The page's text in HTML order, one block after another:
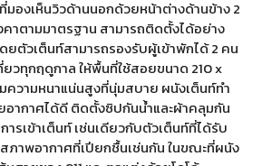
มองเห็นวิวด้านนอกด้วยหน้าต่างด้านข้าง 2
าตามมาตรฐาน สามารถติดตั้งได้อย่าง
ยตัวเต็นท์สามารถรองรับผู้เข้าพักได้ 2 คน
ยวทุกฤดูกาล ให้พื้นที่ใช้สอยขนาด 210 x
ความหนาแน่นสูงที่นุ่มสบาย ผนังเต็นท์ทำ
อากาศได้ดี ติดตั้งซิปกันน้ำและผ้าคลุมกัน
รเข้าเต็นท์ เช่นเดียวกับตัวเต็นท์ที่ได้รับ
ภาพอากาศที่เปียกชื้นเช่นกัน ในขณะที่ผนัง